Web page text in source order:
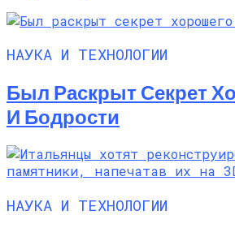
НАУКА И ТЕХНОЛОГИИ
Был Раскрыт Секрет
И Бодрости
НАУКА И ТЕХНОЛОГИИ